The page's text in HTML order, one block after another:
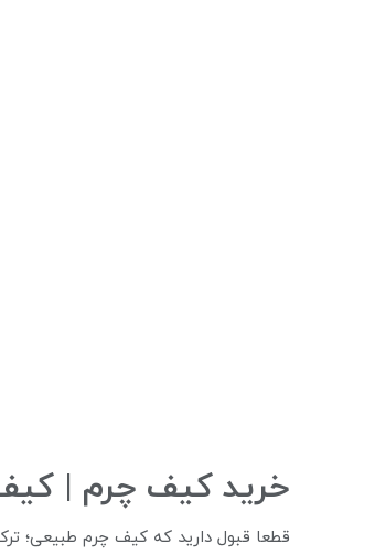
خرید کیف چرم | کیف
قطعا قبول دارید که کیف چرم طبیعی؛